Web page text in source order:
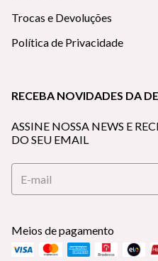
Trocas e Devoluções
Política de Privacidade
RECEBA NOVIDADES DA
ASSINE NOSSA NEWS E
DO SEU EMAIL
Meios de pagamento